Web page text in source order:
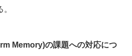
Memory)の課題への対応につ